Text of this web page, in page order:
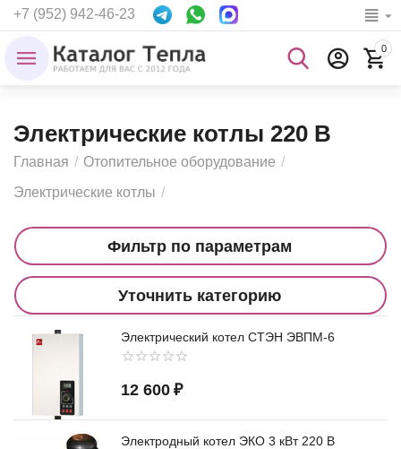
+7 (952) 942-46-23
0
Электрические котлы 220 В
Главная / Отопительное оборудование /
Электрические котлы /
Фильтр по параметрам
Уточнить категорию
Электрический котел СТЭН ЭВПМ-6
12 600 ₽
Электродный котел ЭКО 3 кВт 220 В